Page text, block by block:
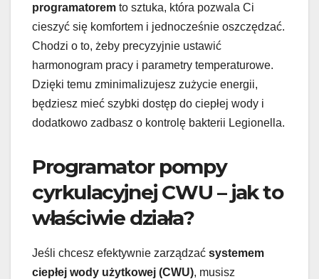
programatorem to sztuka, która pozwala Ci
cieszyć się komfortem i jednocześnie oszczędzać.
Chodzi o to, żeby precyzyjnie ustawić
harmonogram pracy i parametry temperaturowe.
Dzięki temu zminimalizujesz zużycie energii,
będziesz mieć szybki dostęp do ciepłej wody i
dodatkowo zadbasz o kontrolę bakterii Legionella.
Programator pompy
cyrkulacyjnej CWU – jak to
właściwie działa?
Jeśli chcesz efektywnie zarządzać systemem
ciepłej wody użytkowej (CWU), musisz